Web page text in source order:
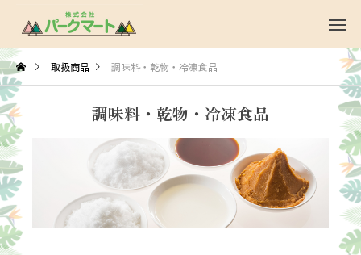
取扱商品 調味料・乾物・冷凍食品
調味料・乾物・冷凍食品